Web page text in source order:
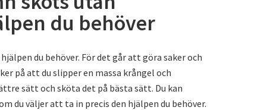
du behöver
du behöver. För det går att göra saker och
på att du slipper en massa krångel och
sätt och sköta det på bästa sätt. Du kan
du väljer att ta in precis den hjälpen du behöver.